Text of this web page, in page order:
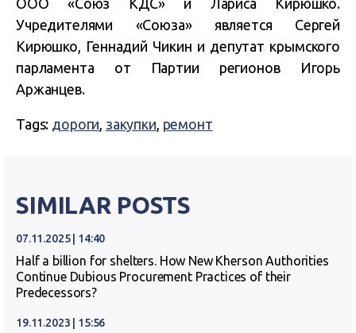
ООО «Союз КДС» и Лариса Кирюшко.
Учредителями «Союза» является Сергей
Кирюшко, Геннадий Чикин и депутат крымского
парламента от Партии регионов Игорь
Аржанцев.
Tags: дороги, закупки, ремонт
SIMILAR POSTS
07.11.2025 | 14:40
Half a billion for shelters. How New Kherson Authorities
Continue Dubious Procurement Practices of their
Predecessors?
19.11.2023 | 15:56